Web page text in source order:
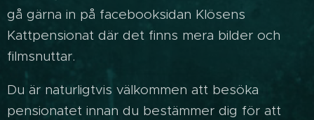
gå gärna in på facebooksidan Klösens
Kattpensionat där det finns mera bilder och
filmsnuttar.
Du är naturligtvis välkommen att besöka
pensionatet innan du bestämmer dig för att